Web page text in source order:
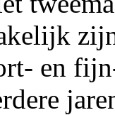
en